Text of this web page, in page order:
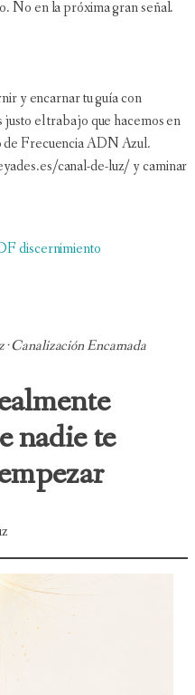
No en la próxima gran señal.
y encarnar tu guía con
el trabajo que hacemos en
de Frecuencia ADN Azul.
canal-de-luz/ y caminar
discernimiento
Canalización Encarnada
nadie te